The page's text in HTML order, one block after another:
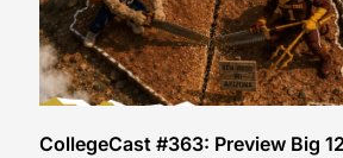
CollegeCast #363: Preview Big